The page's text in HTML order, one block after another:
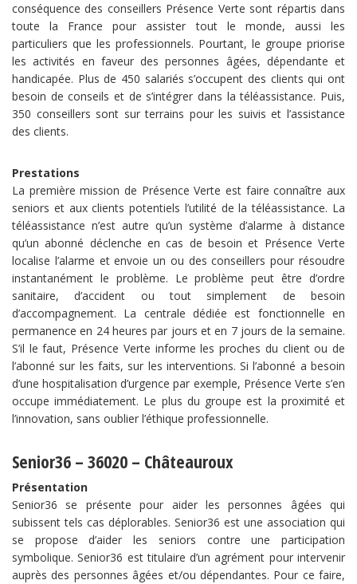
conséquence des conseillers Présence Verte sont répartis dans
toute la France pour assister tout le monde, aussi les
particuliers que les professionnels. Pourtant, le groupe priorise
les activités en faveur des personnes âgées, dépendante et
handicapée. Plus de 450 salariés s’occupent des clients qui ont
besoin de conseils et de s’intégrer dans la téléassistance. Puis,
350 conseillers sont sur terrains pour les suivis et l’assistance
des clients.
Prestations
La première mission de Présence Verte est faire connaître aux
seniors et aux clients potentiels l’utilité de la téléassistance. La
téléassistance n’est autre qu’un système d’alarme à distance
qu’un abonné déclenche en cas de besoin et Présence Verte
localise l’alarme et envoie un ou des conseillers pour résoudre
instantanément le problème. Le problème peut être d’ordre
sanitaire, d’accident ou tout simplement de besoin
d’accompagnement. La centrale dédiée est fonctionnelle en
permanence en 24 heures par jours et en 7 jours de la semaine.
S’il le faut, Présence Verte informe les proches du client ou de
l’abonné sur les faits, sur les interventions. Si l’abonné a besoin
d’une hospitalisation d’urgence par exemple, Présence Verte s’en
occupe immédiatement. Le plus du groupe est la proximité et
l’innovation, sans oublier l’éthique professionnelle.
Senior36 – 36020 – Châteauroux
Présentation
Senior36 se présente pour aider les personnes âgées qui
subissent tels cas déplorables. Senior36 est une association qui
se propose d’aider les seniors contre une participation
symbolique. Senior36 est titulaire d’un agrément pour intervenir
auprès des personnes âgées et/ou dépendantes. Pour ce faire,